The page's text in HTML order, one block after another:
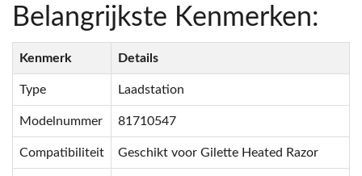
Belangrijkste Kenmerken:
Kenmerk Details
Type Laadstation
Modelnummer 81710547
Compatibiliteit Geschikt voor Gilette Heated Razor